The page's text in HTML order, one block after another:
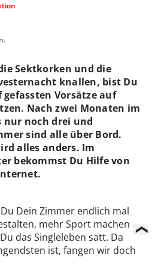
Sektkorken und die
knallen, bist Du
Vorsätze auf
Nach zwei Monaten im
nur noch drei und
sind alle über Bord.
alles anders. Im
bekommst Du Hilfe von
Dein Zimmer endlich mal
mehr Sport machen
das Singleleben satt. Da
ist, fangen wir doch